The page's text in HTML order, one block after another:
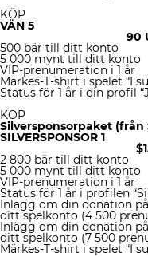
KÖP
VÄN 5
90
500 bär till ditt konto
5 000 mynt till ditt konto
VIP-prenumeration i 1 år
Märkes-T-shirt i spelet “I
Status för 1 år i din profil
KÖP
Silversponsorpaket (från
SILVERSPONSOR 1
$
2 800 bär till ditt konto
5 000 mynt till ditt konto
VIP-prenumeration i 1 år
Status för 1 år i profilen
Inlägg om din donation
ditt spelkonto (4 500
Inlägg om din donation
ditt spelkonto (7 500
Märkes-T-shirt i spelet “I